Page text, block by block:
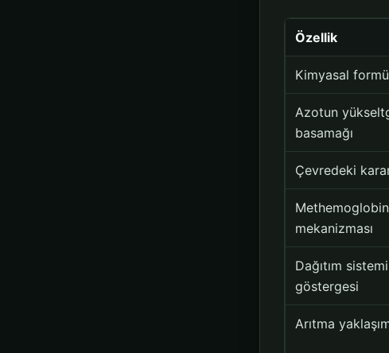
Özellik
Kimyasal
Azotun
basamağı
Çevredeki
mekanizması
Dağıtım sistemi
göstergesi
Arıtma